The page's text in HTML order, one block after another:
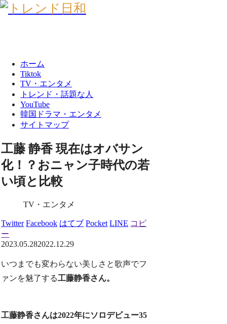
ホーム
Tiktok
TV・エンタメ
トレンド・話題な人
YouTube
韓国ドラマ・エンタメ
サイトマップ
工藤 静香 現在はオバサン
化！？おニャン子時代の若
い頃と比較
TV・エンタメ
Twitter Facebook はてブ Pocket LINE コピ
ー
2023.05.282022.12.29
いつまでも変わらない美しさと歌声でフ
ァンを魅了する工藤静香さん。
工藤静香さんは2022年にソロデビュー35